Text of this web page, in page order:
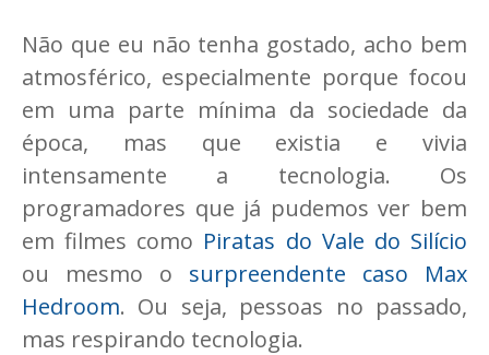
Não que eu não tenha gostado, acho bem
atmosférico, especialmente porque focou
em uma parte mínima da sociedade da
época, mas que existia e vivia
intensamente a tecnologia. Os
programadores que já pudemos ver bem
em filmes como Piratas do Vale do Silício
ou mesmo o surpreendente caso Max
Hedroom. Ou seja, pessoas no passado,
mas respirando tecnologia.